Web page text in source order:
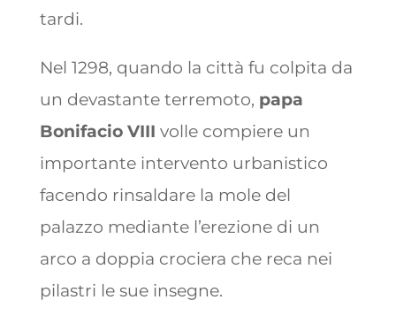
tardi.
Nel 1298, quando la città fu colpita da
un devastante terremoto, papa
Bonifacio VIII volle compiere un
importante intervento urbanistico
facendo rinsaldare la mole del
palazzo mediante l’erezione di un
arco a doppia crociera che reca nei
pilastri le sue insegne.